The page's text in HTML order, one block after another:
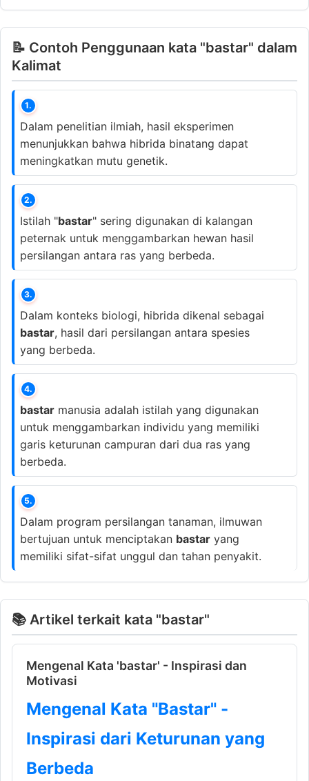
📝 Contoh Penggunaan kata "bastar" dalam
Kalimat
1.
Dalam penelitian ilmiah, hasil eksperimen
menunjukkan bahwa hibrida binatang dapat
meningkatkan mutu genetik.
2.
Istilah "bastar" sering digunakan di kalangan
peternak untuk menggambarkan hewan hasil
persilangan antara ras yang berbeda.
3.
Dalam konteks biologi, hibrida dikenal sebagai
bastar, hasil dari persilangan antara spesies
yang berbeda.
4.
bastar manusia adalah istilah yang digunakan
untuk menggambarkan individu yang memiliki
garis keturunan campuran dari dua ras yang
berbeda.
5.
Dalam program persilangan tanaman, ilmuwan
bertujuan untuk menciptakan bastar yang
memiliki sifat-sifat unggul dan tahan penyakit.
📚 Artikel terkait kata "bastar"
Mengenal Kata 'bastar' - Inspirasi dan
Motivasi
Mengenal Kata "Bastar" -
Inspirasi dari Keturunan yang
Berbeda